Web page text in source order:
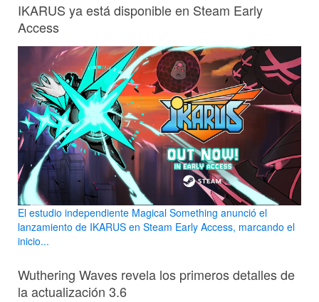
IKARUS ya está disponible en Steam Early
Access
El estudio independiente Magical Something anunció el
lanzamiento de IKARUS en Steam Early Access, marcando el
inicio...
Wuthering Waves revela los primeros detalles de
la actualización 3.6